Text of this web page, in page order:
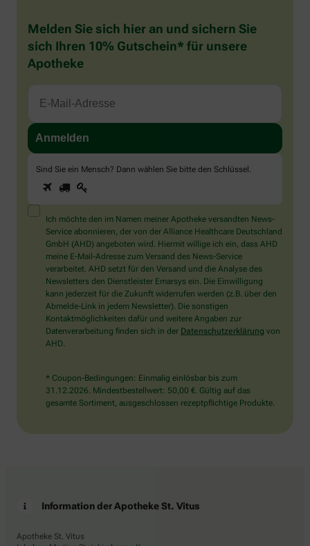
Melden Sie sich hier an und sichern Sie
sich Ihren 10% Gutschein* für unsere
Apotheke
Sind Sie ein Mensch? Dann wählen Sie bitte den Schlüssel .
Sind
Sie
ein
Mensch?
Dann
wählen
Sie
bitte
den
Schlüssel.
1 2
Ich möchte den im Namen meiner Apotheke versandten News-
Service abonnieren, der von der Alliance Healthcare Deutschland
GmbH (AHD) angeboten wird. Hiermit willige ich ein, dass AHD
meine E-Mail-Adresse zum Versand des News-Service
verarbeitet. AHD setzt für den Versand und die Analyse des
Newsletters den Dienstleister Emarsys ein. Die Einwilligung
kann jederzeit für die Zukunft widerrufen werden (z.B. über den
Abmelde-Link in jedem Newsletter). Die sonstigen
Kontaktmöglichkeiten dafür und weitere Angaben zur
Datenverarbeitung finden sich in der Datenschutzerklärung von
AHD.
* Coupon-Bedingungen: Einmalig einlösbar bis zum
31.12.2026. Mindestbestellwert: 50,00 €. Gültig auf das
gesamte Sortiment, ausgeschlossen rezeptpflichtige Produkte.
Information der Apotheke St. Vitus
Apotheke St. Vitus